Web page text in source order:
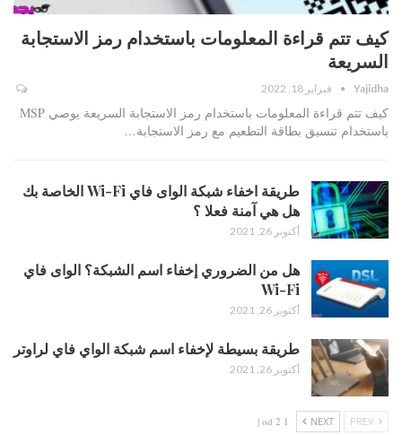
كيف تتم قراءة المعلومات باستخدام رمز الاستجابة
السريعة
Yajidha فبراير 18, 2022
كيف تتم قراءة المعلومات باستخدام رمز الاستجابة السريعة يوصي MSP
باستخدام تنسيق بطاقة التطعيم مع رمز الاستجابة…
طريقة اخفاء شبكة الواى فاي Wi-Fi الخاصة بك
هل هي آمنة فعلا ؟
أكتوبر 26, 2021
هل من الضروري إخفاء اسم الشبكة؟ الواى فاي
Wi-Fi
أكتوبر 26, 2021
طريقة بسيطة لإخفاء اسم شبكة الواي فاي لراوتر
أكتوبر 26, 2021
NEXT
1 od 2 |